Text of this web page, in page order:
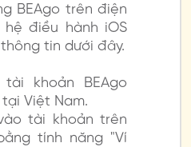
BEAgo trên điện
điều hành iOS
tin dưới đây.
khoản BEAgo
Việt Nam.
tài khoản trên
tính năng "Ví